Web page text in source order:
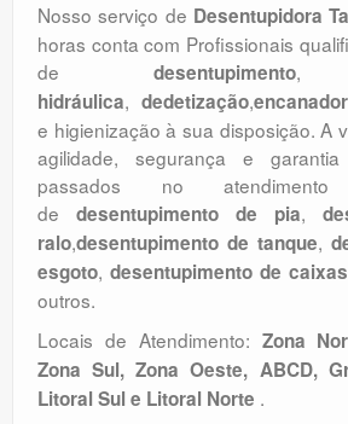
Nosso serviço de Desentupidora
horas conta com Profissionais
de desentupimento
hidráulica, dedetização,encanador
e higienização à sua disposição. A
agilidade, segurança e
passados no
de desentupimento de pia,
ralo,desentupimento de tanque,
esgoto, desentupimento de
outros.
Locais de Atendimento: Zona
Zona Sul, Zona Oeste, ABCD,
Litoral Sul e Litoral Norte .